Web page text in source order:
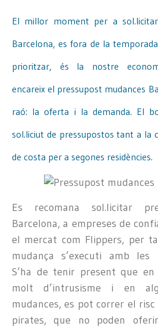
El millor moment per a sol.licitar
Barcelona, es fora de la
prioritzar, és la nostre
encareix el pressupost mudances
raó: la oferta i la demanda. El
sol.liciut de pressupostos tant a la
de costa per a segones residències.
Es recomana sol.licitar
Barcelona, a empreses de
el mercat com Flippers, per
mudança s’executi amb les
S’ha de tenir present que
molt d’intrusisme i en
mudances, es pot correr el
pirates, que no poden